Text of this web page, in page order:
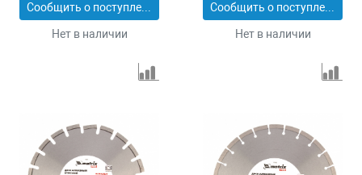
Сообщить о поступлении
Нет в наличии
Сообщить о поступлении
Нет в наличии